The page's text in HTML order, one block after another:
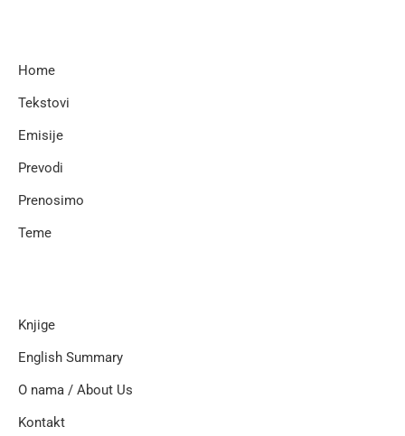
Home
Tekstovi
Emisije
Prevodi
Prenosimo
Teme
Knjige
English Summary
O nama / About Us
Kontakt